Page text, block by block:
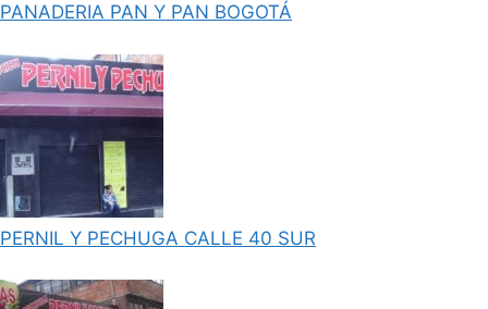
PANADERIA PAN Y PAN BOGOTÁ
PERNIL Y PECHUGA CALLE 40 SUR